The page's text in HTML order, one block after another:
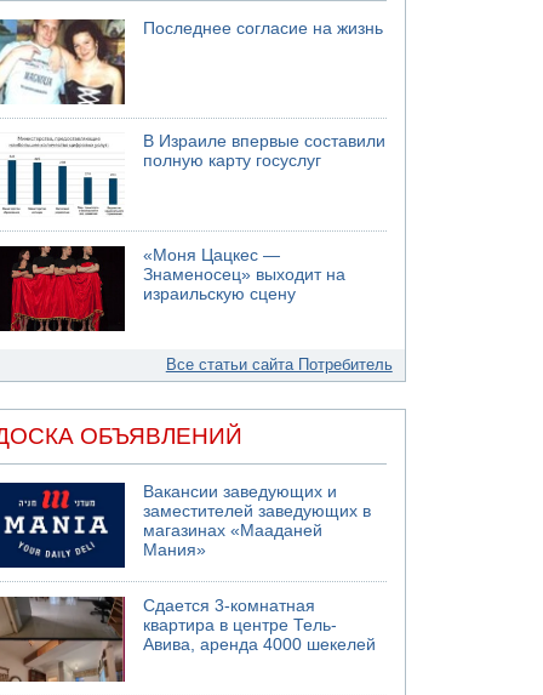
Последнее согласие на жизнь
В Израиле впервые составили
полную карту госуслуг
«Моня Цацкес —
Знаменосец» выходит на
израильскую сцену
Все статьи сайта Потребитель
ОБЪЯВЛЕНИЙ
Вакансии заведующих и
заместителей заведующих в
магазинах «Мааданей
Мания»
Сдается 3-комнатная
квартира в центре Тель-
Авива, аренда 4000 шекелей